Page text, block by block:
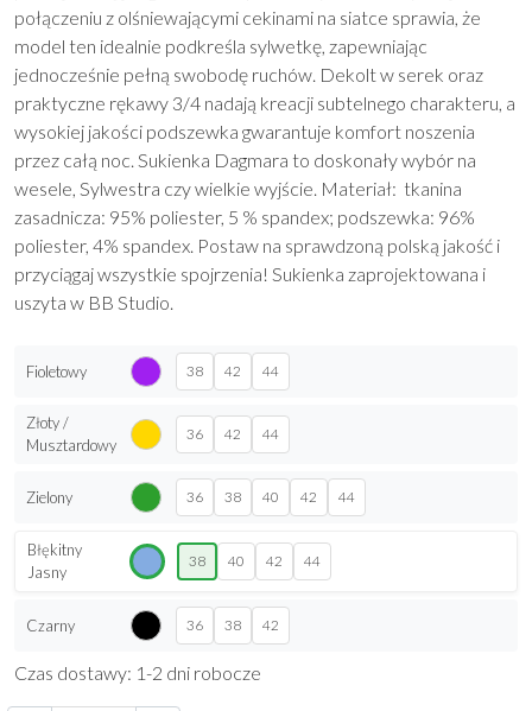
połączeniu z olśniewającymi cekinami na siatce sprawia, że
model ten idealnie podkreśla sylwetkę, zapewniając
jednocześnie pełną swobodę ruchów. Dekolt w serek oraz
praktyczne rękawy 3/4 nadają kreacji subtelnego charakteru, a
wysokiej jakości podszewka gwarantuje komfort noszenia
przez całą noc. Sukienka Dagmara to doskonały wybór na
wesele, Sylwestra czy wielkie wyjście. Materiał: tkanina
zasadnicza: 95% poliester, 5 % spandex; podszewka: 96%
poliester, 4% spandex. Postaw na sprawdzoną polską jakość i
przyciągaj wszystkie spojrzenia! Sukienka zaprojektowana i
uszyta w BB Studio.
Fioletowy 38 42 44
Złoty /
Musztardowy
36 42 44
Zielony 36 38 40 42 44
Błękitny
Jasny
38 40 42 44
Czarny 36 38 42
Czas dostawy: 1-2 dni robocze